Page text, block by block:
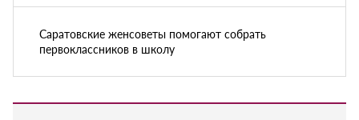
Саратовские женсоветы помогают собрать
первоклассников в школу